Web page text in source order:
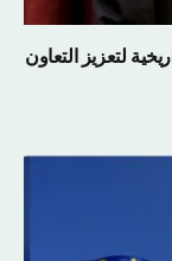
لتعزيز التعاون